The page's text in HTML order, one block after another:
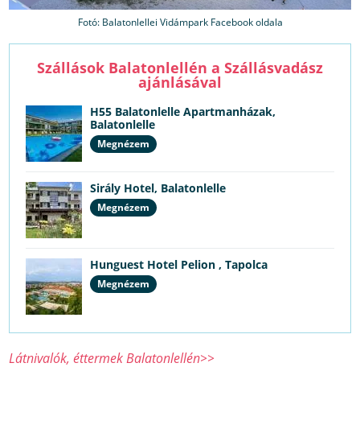
Fotó: Balatonlellei Vidámpark Facebook oldala
Szállások Balatonlellén a Szállásvadász
ajánlásával
H55 Balatonlelle Apartmanházak,
Balatonlelle
Megnézem
Sirály Hotel, Balatonlelle
Megnézem
Hunguest Hotel Pelion , Tapolca
Megnézem
Látnivalók, éttermek Balatonlellén>>